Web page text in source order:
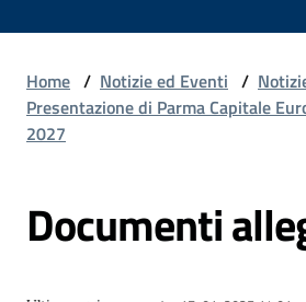
Romagna
Siamo
Home / Notizie ed Eventi /
Presentazione di Parma Capitale
2027
Documenti